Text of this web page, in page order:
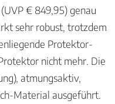
€ 849,95) genau
sehr robust, trotzdem
Protektor-
nicht mehr. Die
atmungsaktiv,
Material ausgeführt.